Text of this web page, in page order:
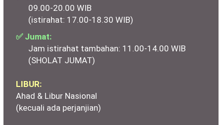
09.00-20.00 WIB
(istirahat: 17.00-18.30 WIB)
✅ Jumat:
Jam istirahat tambahan: 11.00-14.00 WIB
(SHOLAT JUMAT)
LIBUR:
Ahad & Libur Nasional
(kecuali ada perjanjian)